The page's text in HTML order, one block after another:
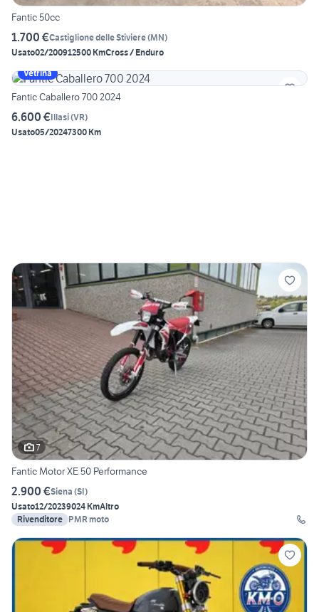
Fantic 50cc
1.700 €Castiglione delle Stiviere(MN)
Usato02/200912500 KmCross / Enduro
Vetrina
Fantic Caballero 700 2024
6.600 €Illasi(VR)
Usato05/20247300 Km
7
Fantic Motor XE 50 Performance
2.900 €Siena (SI)
Usato12/20239024 KmAltro
Rivenditore PMR moto